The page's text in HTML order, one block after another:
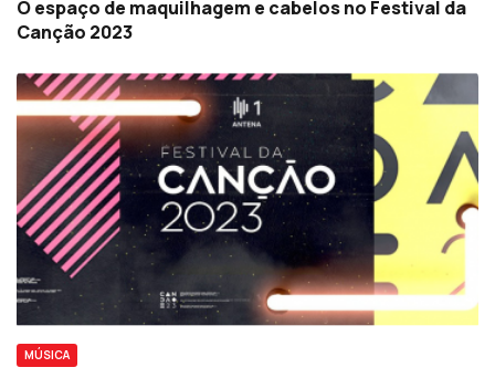
O espaço de maquilhagem e cabelos no Festival da
Canção 2023
MÚSICA